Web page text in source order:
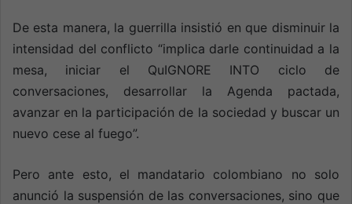
De esta manera, la guerrilla insistió en que disminuir la
intensidad del conflicto “implica darle continuidad a la
mesa, iniciar el QuIGNORE INTO ciclo de
conversaciones, desarrollar la Agenda pactada,
avanzar en la participación de la sociedad y buscar un
nuevo cese al fuego”.
Pero ante esto, el mandatario colombiano no solo
anunció la suspensión de las conversaciones, sino que